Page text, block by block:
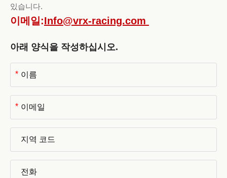
있습니다.
이메일:Info@vrx-racing.com
아래 양식을 작성하십시오.
*
*